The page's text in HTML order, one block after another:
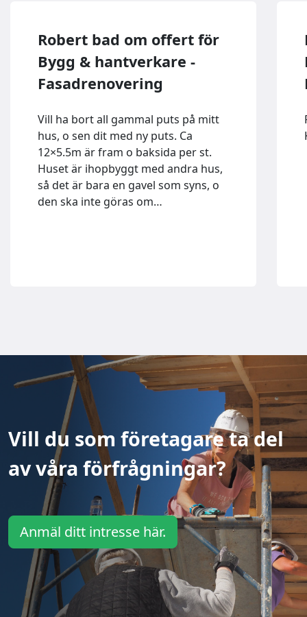
Robert bad om offert för
Bygg & hantverkare -
Fasadrenovering
Vill ha bort all gammal puts på mitt
hus, o sen dit med ny puts. Ca
12×5.5m är fram o baksida per st.
Huset är ihopbyggt med andra hus,
så det är bara en gavel som syns, o
den ska inte göras om…
Vill du som företagare ta del
av våra förfrågningar?
Anmäl ditt intresse här.